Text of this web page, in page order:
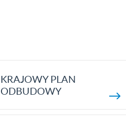
KRAJOWY PLAN
ODBUDOWY